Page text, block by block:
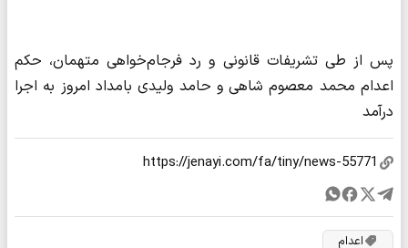
پس از طی تشریفات قانونی و رد فرجام‌خواهی متهمان، حکم
اعدام محمد معصوم شاهی و حامد ولیدی بامداد امروز به اجرا
درآمد
اعدام